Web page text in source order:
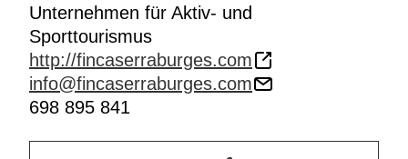
Unternehmen für Aktiv- und
Sporttourismus
http://fincaserraburges.com
info@fincaserraburges.com
698 895 841